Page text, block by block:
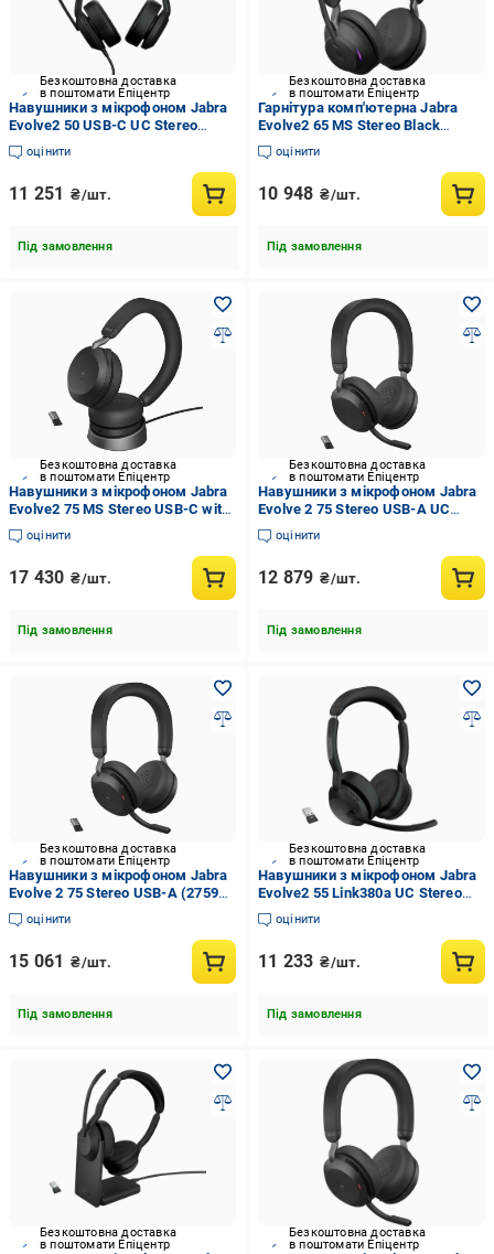
Безкоштовна доставка
в поштомати Епіцентр
Навушники з мікрофоном Jabra
Evolve2 50 USB-C UC Stereo
(25089-989-899)
оцінити
11 251 ₴/шт.
Під замовлення
Безкоштовна доставка
в поштомати Епіцентр
Гарнітура комп'ютерна Jabra
Evolve2 65 MS Stereo Black
(26599-999-899)
оцінити
10 948 ₴/шт.
Під замовлення
Безкоштовна доставка
в поштомати Епіцентр
Навушники з мікрофоном Jabra
Evolve2 75 MS Stereo USB-C with
Charging Stand Black (27599-999-
889)
оцінити
17 430 ₴/шт.
Під замовлення
Безкоштовна доставка
в поштомати Епіцентр
Навушники з мікрофоном Jabra
Evolve 2 75 Stereo USB-A UC
(27599-989-999)
оцінити
12 879 ₴/шт.
Під замовлення
Безкоштовна доставка
в поштомати Епіцентр
Навушники з мікрофоном Jabra
Evolve 2 75 Stereo USB-A (27599-
999-999)
оцінити
15 061 ₴/шт.
Під замовлення
Безкоштовна доставка
в поштомати Епіцентр
Навушники з мікрофоном Jabra
Evolve2 55 Link380a UC Stereo
(25599-989-999)
оцінити
11 233 ₴/шт.
Під замовлення
Безкоштовна доставка
в поштомати Епіцентр
Безкоштовна доставка
в поштомати Епіцентр